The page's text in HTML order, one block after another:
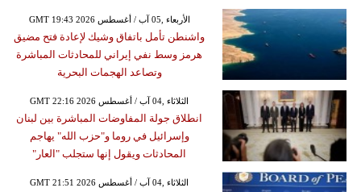
GMT 19:43 2026 الأربعاء ,05 آب / أغسطس
واشنطن تأمل باتفاق وشيك لإعادة فتح مضيق
هرمز وسط نفي إيراني للمحادثات المباشرة
وتصاعد الهجمات البحرية
GMT 22:16 2026 الثلاثاء ,04 آب / أغسطس
انطلاق جولة المفاوضات المباشرة بين لبنان
وإسرائيل في روما و"حزب الله" يهاجم
المحادثات ويقول إنها ستجلب "العار"
GMT 21:51 2026 الثلاثاء ,04 آب / أغسطس